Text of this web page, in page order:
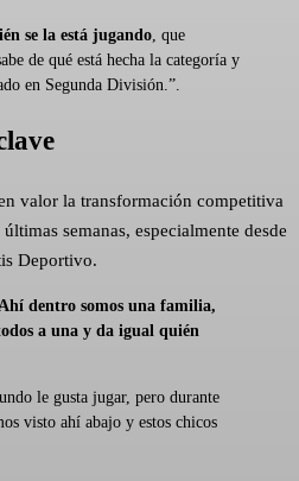
se la está jugando , que
de qué está hecha la categoría y
en Segunda División.”.
valor la transformación competitiva
semanas, especialmente desde
Deportivo.
dentro somos una familia,
a una y da igual quién
le gusta jugar, pero durante
visto ahí abajo y estos chicos